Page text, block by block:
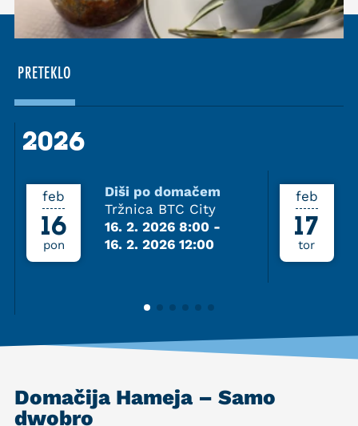
PRETEKLO
2026
2026
feb
16
pon
Diši po domačem
Tržnica BTC City
16. 2. 2026 8:00 -
16. 2. 2026 12:00
feb
17
tor
Domačija Hameja – Samo
dwobro